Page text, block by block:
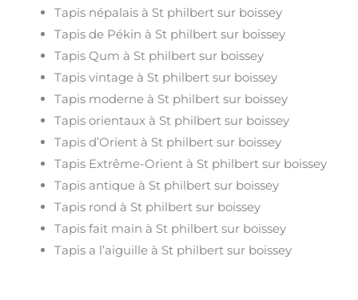
Tapis népalais à St philbert sur boissey
Tapis de Pékin à St philbert sur boissey
Tapis Qum à St philbert sur boissey
Tapis vintage à St philbert sur boissey
Tapis moderne à St philbert sur boissey
Tapis orientaux à St philbert sur boissey
Tapis d’Orient à St philbert sur boissey
Tapis Extrême-Orient à St philbert sur boissey
Tapis antique à St philbert sur boissey
Tapis rond à St philbert sur boissey
Tapis fait main à St philbert sur boissey
Tapis a l’aiguille à St philbert sur boissey